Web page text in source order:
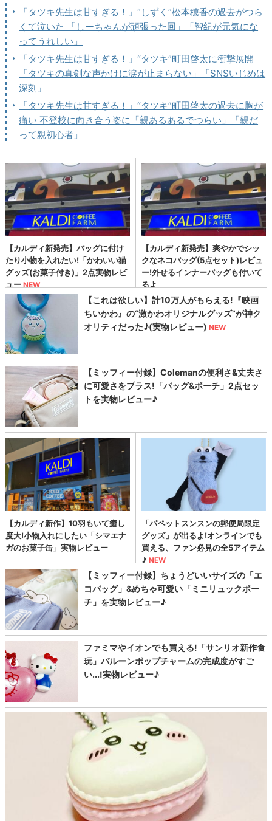
「タツキ先生は甘すぎる！」“しずく”松本穂香の過去がつら
くて泣いた 「しーちゃんが頑張った回」「智紀が元気にな
ってうれしい」
「タツキ先生は甘すぎる！」“タツキ”町田啓太に衝撃展開
「タツキの真剣な声かけに涙が止まらない」「SNSいじめは
深刻」
「タツキ先生は甘すぎる！」“タツキ”町田啓太の過去に胸が
痛い 不登校に向き合う姿に「親あるあるでつらい」「親だ
って親初心者」